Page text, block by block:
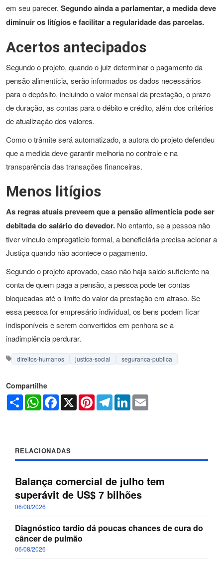
em seu parecer. Segundo ainda a parlamentar, a medida deve
diminuir os litígios e facilitar a regularidade das parcelas.
Acertos antecipados
Segundo o projeto, quando o juiz determinar o pagamento da
pensão alimentícia, serão informados os dados necessários
para o depósito, incluindo o valor mensal da prestação, o prazo
de duração, as contas para o débito e crédito, além dos critérios
de atualização dos valores.
Como o trâmite será automatizado, a autora do projeto defendeu
que a medida deve garantir melhoria no controle e na
transparência das transações financeiras.
Menos litígios
As regras atuais preveem que a pensão alimentícia pode ser
debitada do salário do devedor. No entanto, se a pessoa não
tiver vínculo empregatício formal, a beneficiária precisa acionar a
Justiça quando não acontece o pagamento.
Segundo o projeto aprovado, caso não haja saldo suficiente na
conta de quem paga a pensão, a pessoa pode ter contas
bloqueadas até o limite do valor da prestação em atraso. Se
essa pessoa for empresário individual, os bens podem ficar
indisponíveis e serem convertidos em penhora se a
inadimplência perdurar.
direitos-humanos justica-social seguranca-publica
Compartilhe
Share WhatsAppFacebook
X PinterestTelegramLinkedIn
RELACIONADAS
Balança comercial de julho tem
superávit de US$ 7 bilhões
06/08/2026
Diagnóstico tardio dá poucas chances de cura do
câncer de pulmão
06/08/2026